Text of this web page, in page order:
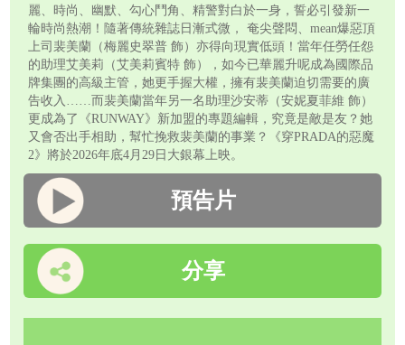
麗、時尚、幽默、勾心鬥角、精警對白於一身，誓必引發新一
輪時尚熱潮！隨著傳統雜誌日漸式微， 奄尖聲悶、mean爆惡頂
上司裴美蘭（梅麗史翠普 飾）亦得向現實低頭！當年任勞任怨
的助理艾美莉（艾美莉賓特 飾），如今已華麗升呢成為國際品
牌集團的高級主管，她更手握大權，擁有裴美蘭迫切需要的廣
告收入……而裴美蘭當年另一名助理沙安蒂（安妮夏菲維 飾）
更成為了《RUNWAY》新加盟的專題編輯，究竟是敵是友？她
又會否出手相助，幫忙挽救裴美蘭的事業？《穿PRADA的惡魔
2》將於2026年底4月29日大銀幕上映。
預告片
分享